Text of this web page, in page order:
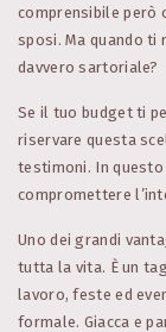
comprensibile però
sposi. Ma quando ti
davvero sartoriale?
Se il tuo budget ti
riservare questa
testimoni. In
compromettere
Uno dei grandi
tutta la vita. È un
lavoro, feste ed
formale. Giacca e